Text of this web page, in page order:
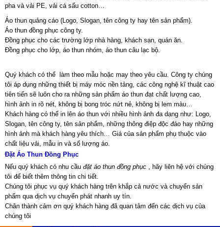
pha và vải PE, vải cá sấu cotton…
Áo thun quảng cáo (Logo, Slogan, tên công ty hay tên sản phẩm).
Áo thun đồng phục công ty.
Đồng phục cho các trường lớp nhà hàng, khách sạn, quán ăn.
Đồng phục cho lớp, áo thun nhóm, áo thun câu lạc bộ.
Quý khách có thể làm theo mẫu hoặc may theo yêu cầu. Công ty chúng
tôi áp dụng những thiết bị máy móc nền tảng, các công nghệ kĩ thuật cao
tiên tiến sẽ luôn cho ra những sản phẩm áo thun đạt chất lượng cao,
hình ảnh in rõ nét, không bị bong tróc nứt nẻ, không bị lem màu…
Khách hàng có thể in lên áo thun với nhiều hình ảnh đa dạng như: Logo,
Slogan, tên công ty, tên sản phẩm, những thông điệp độc đáo hay những
hình ảnh mà khách hàng yêu thích… Giá của sản phẩm phụ thuộc vào
chất liệu vải, mẫu in và số lượng áo.
Đặt Áo Thun Đồng Phục
Nếu quý khách có nhu cầu đặt áo thun đồng phục
, hãy liên hệ với chúng
tôi để biết thêm thông tin chi tiết.
Chúng tôi phục vụ quý khách hàng trên khắp cả nước và chuyển sản
phẩm qua dịch vụ chuyển phát nhanh uy tín.
Chân thành cảm ơn quý khách hàng đã quan tâm đến các dịch vụ của
chúng tôi